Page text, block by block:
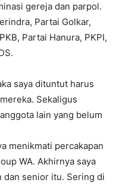
gereja dan parpol.
Partai Golkar,
Partai Hanura, PKPI,
saya dituntut harus
Sekaligus
lain yang belum
menikmati percakapan
WA. Akhirnya saya
dan senior itu. Sering di